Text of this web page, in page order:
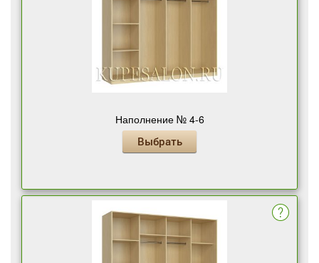
Наполнение № 4-6
Выбрать